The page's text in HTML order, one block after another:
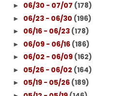
► 06/30 - 07/07 (178)
► 06/23 - 06/30 (196)
► 06/16 - 06/23 (178)
► 06/09 - 06/16 (186)
► 06/02 - 06/09 (162)
► 05/26 - 06/02 (164)
► 05/19 - 05/26 (189)